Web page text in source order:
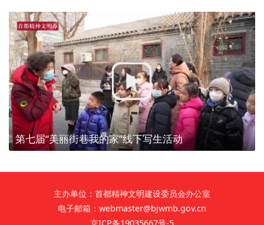
第七届“美丽街巷我的家”线下写生活动
主办单位：首都精神文明建设委员会办公室
电子邮箱：webmaster@bjwmb.gov.cn